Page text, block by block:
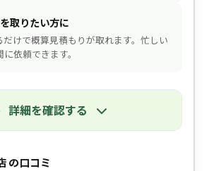
取りたい方に
だけで概算見積もりが取れます。忙しい
依頼できます。
詳細を確認する
の口コミ